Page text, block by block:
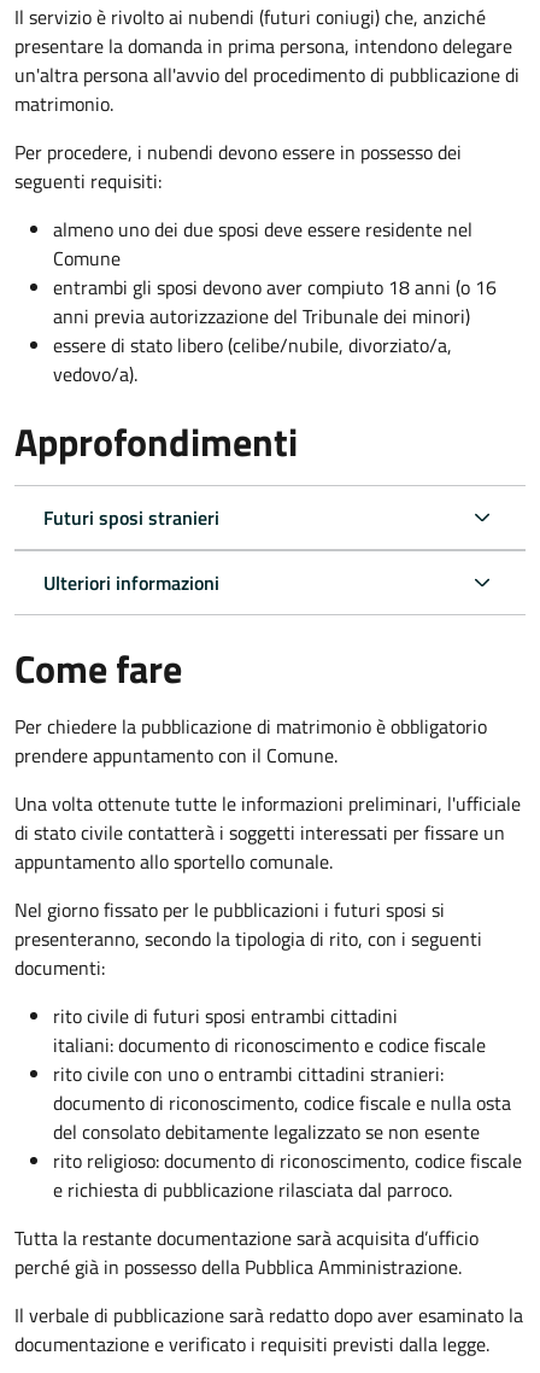
Il servizio è rivolto ai nubendi (futuri coniugi) che, anziché
presentare la domanda in prima persona, intendono delegare
un'altra persona all'avvio del procedimento di pubblicazione di
matrimonio.
Per procedere, i nubendi devono essere in possesso dei
seguenti requisiti:
almeno uno dei due sposi deve essere residente nel
Comune
entrambi gli sposi devono aver compiuto 18 anni (o 16
anni previa autorizzazione del Tribunale dei minori)
essere di stato libero (celibe/nubile, divorziato/a,
vedovo/a).
Approfondimenti
Futuri sposi stranieri
Ulteriori informazioni
Come fare
Per chiedere la pubblicazione di matrimonio è obbligatorio
prendere appuntamento con il Comune.
Una volta ottenute tutte le informazioni preliminari, l'ufficiale
di stato civile contatterà i soggetti interessati per fissare un
appuntamento allo sportello comunale.
Nel giorno fissato per le pubblicazioni i futuri sposi si
presenteranno, secondo la tipologia di rito, con i seguenti
documenti:
rito civile di futuri sposi entrambi cittadini
italiani: documento di riconoscimento e codice fiscale
rito civile con uno o entrambi cittadini stranieri:
documento di riconoscimento, codice fiscale e nulla osta
del consolato debitamente legalizzato se non esente
rito religioso: documento di riconoscimento, codice fiscale
e richiesta di pubblicazione rilasciata dal parroco.
Tutta la restante documentazione sarà acquisita d’ufficio
perché già in possesso della Pubblica Amministrazione.
Il verbale di pubblicazione sarà redatto dopo aver esaminato la
documentazione e verificato i requisiti previsti dalla legge.